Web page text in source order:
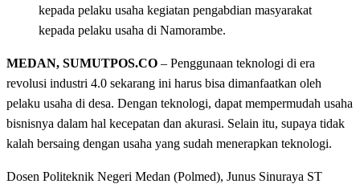
kepada pelaku usaha kegiatan pengabdian masyarakat
kepada pelaku usaha di Namorambe.
MEDAN, SUMUTPOS.CO – Penggunaan teknologi di era
revolusi industri 4.0 sekarang ini harus bisa dimanfaatkan oleh
pelaku usaha di desa. Dengan teknologi, dapat mempermudah usaha
bisnisnya dalam hal kecepatan dan akurasi. Selain itu, supaya tidak
kalah bersaing dengan usaha yang sudah menerapkan teknologi.
Dosen Politeknik Negeri Medan (Polmed), Junus Sinuraya ST